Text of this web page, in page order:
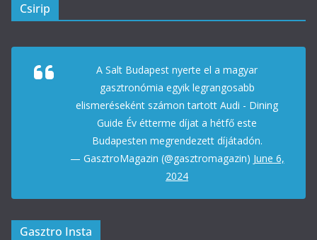
Csirip
A Salt Budapest nyerte el a magyar
gasztronómia egyik legrangosabb
elismeréseként számon tartott Audi - Dining
Guide Év étterme díjat a hétfő este
Budapesten megrendezett díjátadón.
— GasztroMagazin (@gasztromagazin) June 6,
2024
Gasztro Insta